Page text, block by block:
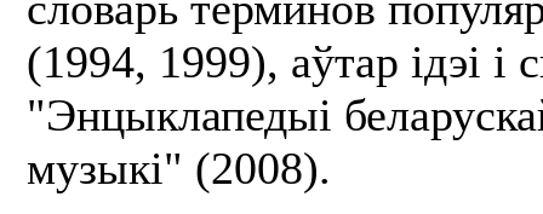
(1994, 1999), аўтар ідэі і
"Энцыклапедыі
музыкі" (2008).